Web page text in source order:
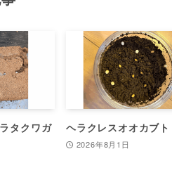
タクワガ
ヘラクレスオオカブト
2026年8月1日